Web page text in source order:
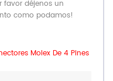
favor déjenos un
como podamos!
Molex De 4 Pines